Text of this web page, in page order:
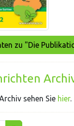
zu "Die
sehen Sie hier.